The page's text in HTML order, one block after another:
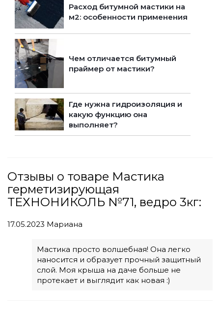
Расход битумной мастики на
м2: особенности применения
Чем отличается битумный
праймер от мастики?
Где нужна гидроизоляция и
какую функцию она
выполняет?
Отзывы о товаре Мастика
герметизирующая
ТЕХНОНИКОЛЬ №71, ведро 3кг:
17.05.2023 Мариана
Мастика просто волшебная! Она легко
наносится и образует прочный защитный
слой. Моя крыша на даче больше не
протекает и выглядит как новая :)